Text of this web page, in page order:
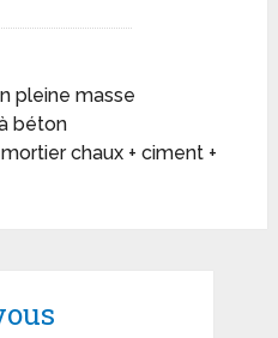
pleine masse
béton
chaux + ciment +